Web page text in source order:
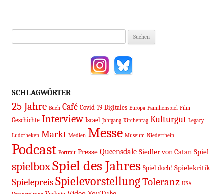
SCHLAGWÖRTER
25 Jahre Buch Café Covid-19 Digitales Europa Familienspiel Film
Geschichte Interview Israel Jahrgang Kirchentag Kulturgut Legacy
Ludotheken Markt Medien Messe Museum Niederrhein
Podcast Portrait Presse Queensdale Siedler von Catan Spiel
spielboxSpiel des Jahres Spiel doch! Spielekritik
SpielepreisSpielevorstellungToleranz USA